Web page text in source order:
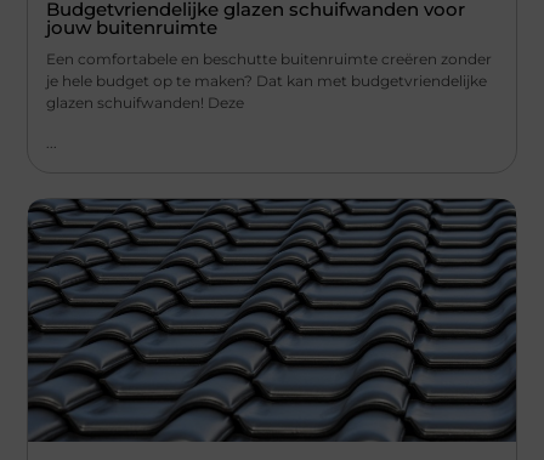
Budgetvriendelijke glazen schuifwanden voor
jouw buitenruimte
Een comfortabele en beschutte buitenruimte creëren zonder
je hele budget op te maken? Dat kan met budgetvriendelijke
glazen schuifwanden! Deze